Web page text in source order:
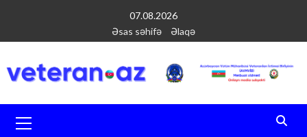
содержимому
07.08.2026
Əsas səhifə
Əlaqə
меню